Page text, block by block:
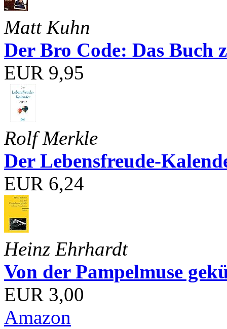
Matt Kuhn
Der Bro Code: Das Buch
EUR 9,95
Rolf Merkle
Der Lebensfreude-
EUR 6,24
Heinz Ehrhardt
Von der Pampelmuse
EUR 3,00
Amazon